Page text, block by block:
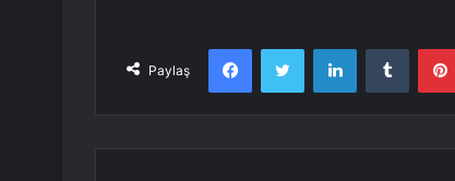
Paylaş
FacebookTwitter LinkedInTumblr